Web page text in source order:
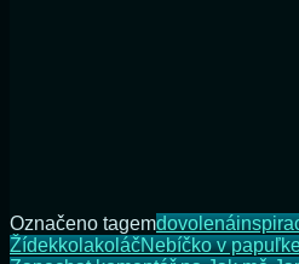
Označeno tagemdovolená
ŽídekkolakoláčNebíčko v